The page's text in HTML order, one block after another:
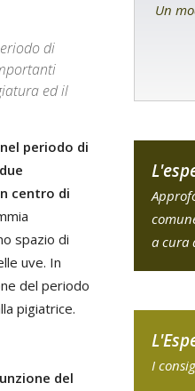
di
ed il
periodo di
centro di
spazio di
uve. In
del periodo
pigiatrice.
del
Un
a cura
I